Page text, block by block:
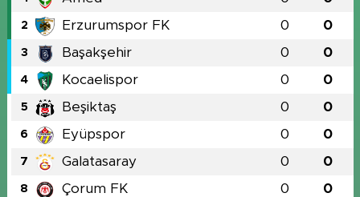
2 Erzurumspor FK 0 0
3 Başakşehir 0 0
4 Kocaelispor 0 0
5 Beşiktaş 0 0
6 Eyüpspor 0 0
7 Galatasaray 0 0
8 Çorum FK 0 0